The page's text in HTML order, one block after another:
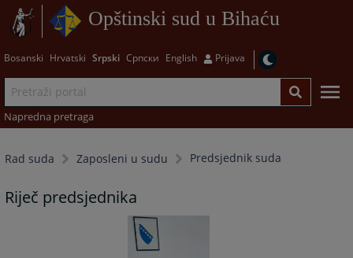
Opštinski sud u Bihaću
Bosanski Hrvatski Srpski Српски English Prijava
Napredna pretraga
Rad suda Zaposleni u sudu Predsjednik suda
Riječ predsjednika